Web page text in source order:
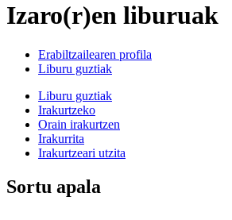
Izaro(r)en liburuak
Erabiltzailearen profila
Liburu guztiak
Liburu guztiak
Irakurtzeko
Orain irakurtzen
Irakurrita
Irakurtzeari utzita
Sortu apala